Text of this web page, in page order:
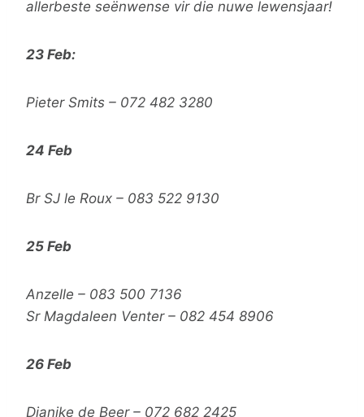
allerbeste seënwense vir die nuwe lewensjaar!
23 Feb:
Pieter Smits – 072 482 3280
24 Feb
Br SJ le Roux – 083 522 9130
25 Feb
Anzelle – 083 500 7136
Sr Magdaleen Venter – 082 454 8906
26 Feb
Dianike de Beer – 072 682 2425